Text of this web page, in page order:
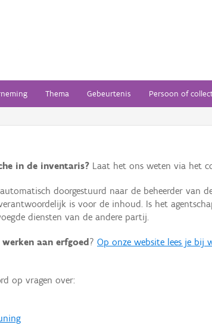
Thema Gebeurtenis Persoon of
in de inventaris? Laat het ons weten via het
doorgestuurd naar de beheerder van
is voor de inhoud. Is het
diensten van de andere partij.
aan erfgoed ? Op onze website lees je bij
op vragen over: